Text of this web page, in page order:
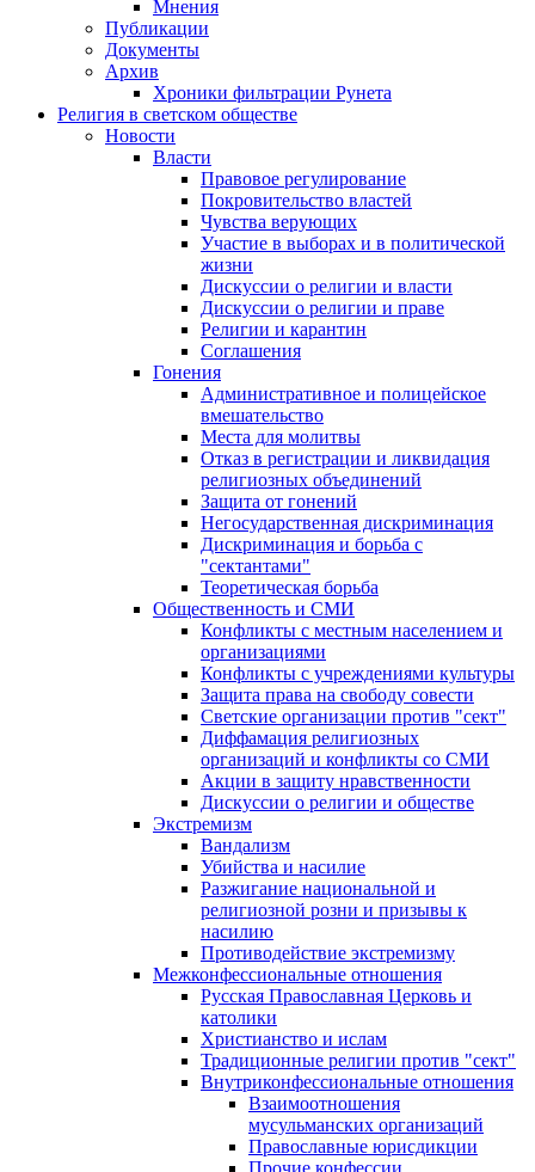
Мнения
Публикации
Документы
Архив
Хроники фильтрации Рунета
Религия в светском обществе
Новости
Власти
Правовое регулирование
Покровительство властей
Чувства верующих
Участие в выборах и в политической
жизни
Дискуссии о религии и власти
Дискуссии о религии и праве
Религии и карантин
Соглашения
Гонения
Административное и полицейское
вмешательство
Места для молитвы
Отказ в регистрации и ликвидация
религиозных объединений
Защита от гонений
Негосударственная дискриминация
Дискриминация и борьба с
"сектантами"
Теоретическая борьба
Общественность и СМИ
Конфликты с местным населением и
организациями
Конфликты с учреждениями культуры
Защита права на свободу совести
Светские организации против "сект"
Диффамация религиозных
организаций и конфликты со СМИ
Акции в защиту нравственности
Дискуссии о религии и обществе
Экстремизм
Вандализм
Убийства и насилие
Разжигание национальной и
религиозной розни и призывы к
насилию
Противодействие экстремизму
Межконфессиональные отношения
Русская Православная Церковь и
католики
Христианство и ислам
Традиционные религии против "сект"
Внутриконфессиональные отношения
Взаимоотношения
мусульманских организаций
Православные юрисдикции